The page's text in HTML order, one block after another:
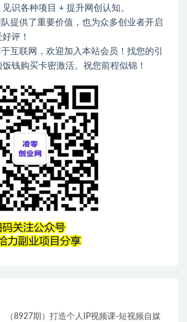
识各种项目 + 提升网创认知。
提供了重要价值，也为众多创业者开启
评！
互联网，欢迎加入本站会员！找您的引
钱购买卡密激活。祝您前程似锦！
（8927期）打造个人IP视频课-短视频自媒